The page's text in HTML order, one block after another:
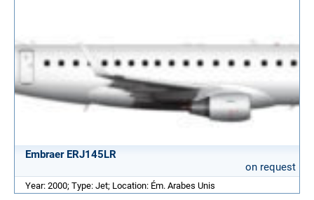
Embraer ERJ145LR
on request
Year: 2000; Type: Jet; Location: Ém. Arabes Unis